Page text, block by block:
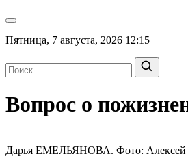
Пятница, 7 августа, 2026 12:15
Вопрос о
Дарья ЕМЕЛЬЯНОВА. Фото: Алексей